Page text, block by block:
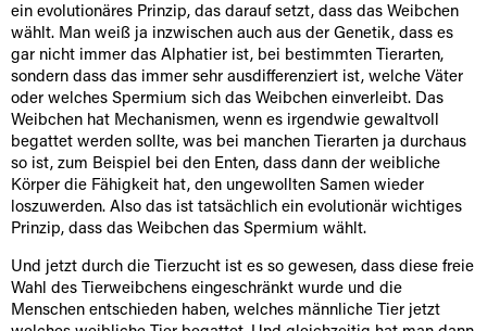
ein evolutionäres Prinzip, das darauf setzt, dass das Weibchen
wählt. Man weiß ja inzwischen auch aus der Genetik, dass es
gar nicht immer das Alphatier ist, bei bestimmten Tierarten,
sondern dass das immer sehr ausdifferenziert ist, welche Väter
oder welches Spermium sich das Weibchen einverleibt. Das
Weibchen hat Mechanismen, wenn es irgendwie gewaltvoll
begattet werden sollte, was bei manchen Tierarten ja durchaus
so ist, zum Beispiel bei den Enten, dass dann der weibliche
Körper die Fähigkeit hat, den ungewollten Samen wieder
loszuwerden. Also das ist tatsächlich ein evolutionär wichtiges
Prinzip, dass das Weibchen das Spermium wählt.
Und jetzt durch die Tierzucht ist es so gewesen, dass diese freie
Wahl des Tierweibchens eingeschränkt wurde und die
Menschen entschieden haben, welches männliche Tier jetzt